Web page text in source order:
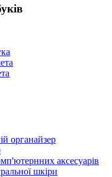
органайзер
аксесуарів
шкіри